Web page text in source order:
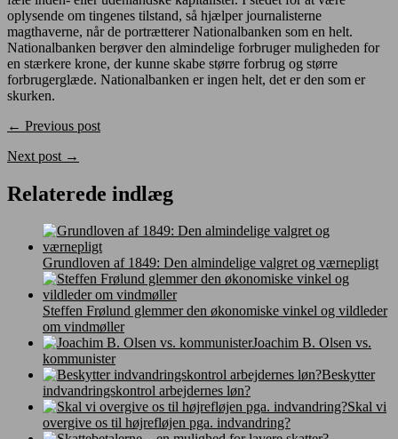
oplysende om tingenes tilstand, så hjælper journalisterne
magthaverne, når de portrætterer Nationalbanken som en helt.
Nationalbanken berøver den almindelige forbruger muligheden for
en stærkere krone, der kunne skabe større forbrug og større
forbrugerglæde. Nationalbanken er ingen helt, det er den som er
skurken.
← Previous post
Next post →
Relaterede indlæg
Grundloven af 1849: Den almindelige valgret og værnepligt
Steffen Frølund glemmer den økonomiske vinkel og vildleder
om vindmøller
Joachim B. Olsen vs.
kommunister
Beskytter
indvandringskontrol arbejdernes løn?
Skal vi
overgive os til højrefløjen pga. indvandring?